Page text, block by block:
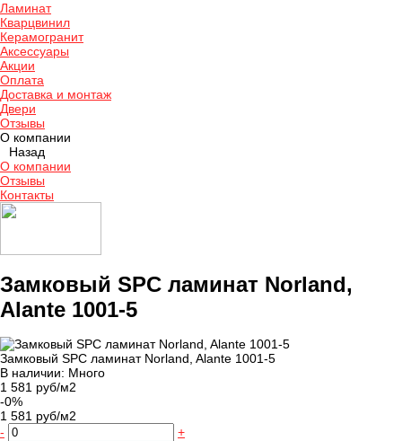
Ламинат
Кварцвинил
Керамогранит
Аксессуары
Акции
Оплата
Доставка и монтаж
Двери
Отзывы
О компании
Назад
О компании
Отзывы
Контакты
Замковый SPC ламинат Norland,
Alante 1001-5
Замковый SPC ламинат Norland, Alante 1001-5
В наличии: Много
1 581 руб/м2
-0%
1 581 руб/м2
-
+